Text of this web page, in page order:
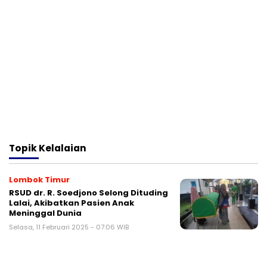
TopikKelalaian
Lombok Timur
RSUD dr. R. Soedjono Selong Dituding
Lalai, Akibatkan Pasien Anak
Meninggal Dunia
Selasa, 11 Februari 2025 - 07:06 WIB